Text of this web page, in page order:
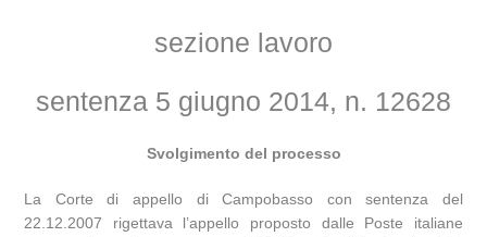
sezione lavoro
sentenza 5 giugno 2014, n. 12628
Svolgimento del processo
La Corte di appello di Campobasso con sentenza del
22.12.2007 rigettava l’appello proposto dalle Poste italiane